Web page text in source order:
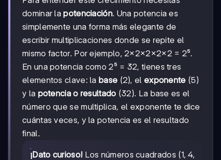
dominar lapotenciación. Una potencia es
simplemente una forma más elegante de
escribir multiplicaciones donde se repite el
mismo factor. Por ejemplo, 2×2×2×2×2 = 2⁵.
En una potencia como 2⁵ = 32, tienes tres
elementos clave: labase (2), el exponente (5)
y la potencia o resultado (32). La base es el
número que se multiplica, el exponente te dice
cuántas veces, y la potencia es el resultado
final.
¡Dato curioso! Los números cuadrados (1, 4,